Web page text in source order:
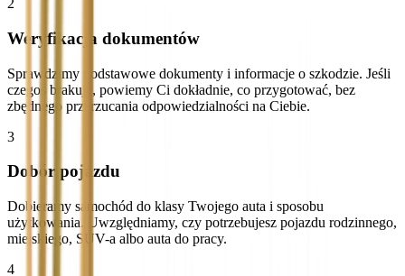
2
Weryfikacja dokumentów
Sprawdzimy podstawowe dokumenty i informacje o szkodzie. Jeśli
czegoś brakuje, powiemy Ci dokładnie, co przygotować, bez
zbędnego przerzucania odpowiedzialności na Ciebie.
3
Dobór pojazdu
Dobieramy samochód do klasy Twojego auta i sposobu
użytkowania. Uwzględniamy, czy potrzebujesz pojazdu rodzinnego,
miejskiego, SUV-a albo auta do pracy.
4